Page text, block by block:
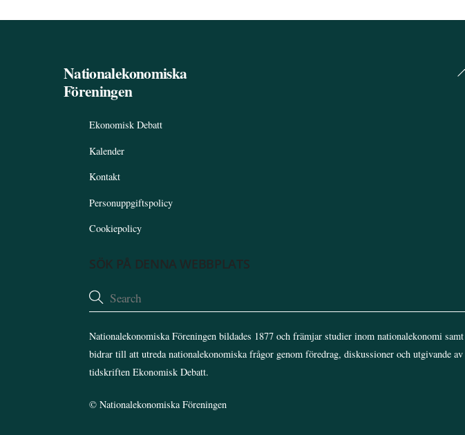
Nationalekonomiska
Föreningen
Ekonomisk Debatt
Kalender
Kontakt
Personuppgiftspolicy
Cookiepolicy
SÖK PÅ DENNA WEBBPLATS
Nationalekonomiska Föreningen bildades 1877 och främjar studier inom nationalekonomi samt
bidrar till att utreda nationalekonomiska frågor genom föredrag, diskussioner och utgivande av
tidskriften Ekonomisk Debatt.
©Nationalekonomiska Föreningen